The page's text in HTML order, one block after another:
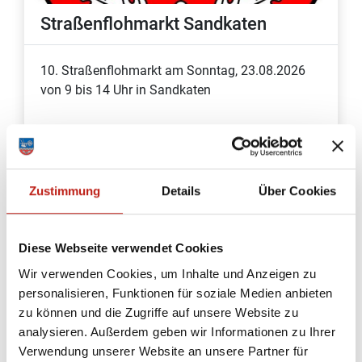
Zustimmung Details Über Cookies
Diese Webseite verwendet Cookies
Wir verwenden Cookies, um Inhalte und Anzeigen zu
personalisieren, Funktionen für soziale Medien anbieten
zu können und die Zugriffe auf unsere Website zu
analysieren. Außerdem geben wir Informationen zu Ihrer
Verwendung unserer Website an unsere Partner für
Straßenflohmarkt Sandkaten
10. Straßenflohmarkt am Sonntag, 23.08.2026
von 9 bis 14 Uhr in Sandkaten
07
JUL